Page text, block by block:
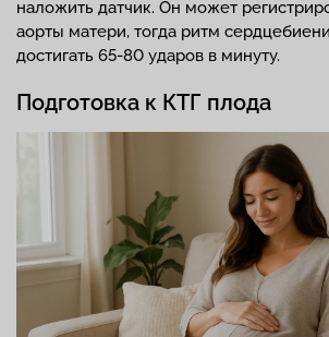
наложить датчик. Он может
аорты матери, тогда ритм
достигать 65-80 ударов в минуту.
Подготовка к КТГ плода